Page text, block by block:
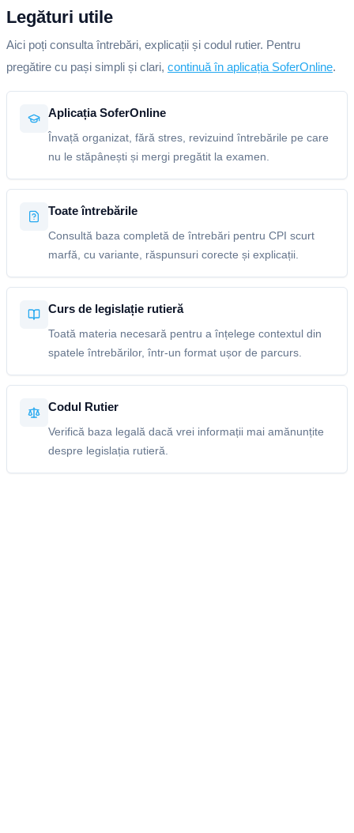
Legături utile
Aici poți consulta întrebări, explicații și codul rutier. Pentru
pregătire cu pași simpli și clari, continuă în aplicația SoferOnline.
Aplicația SoferOnline
Învață organizat, fără stres, revizuind întrebările pe care
nu le stăpânești și mergi pregătit la examen.
Toate întrebările
Consultă baza completă de întrebări pentru CPI scurt
marfă, cu variante, răspunsuri corecte și explicații.
Curs de legislație rutieră
Toată materia necesară pentru a înțelege contextul din
spatele întrebărilor, într-un format ușor de parcurs.
Codul Rutier
Verifică baza legală dacă vrei informații mai amănunțite
despre legislația rutieră.